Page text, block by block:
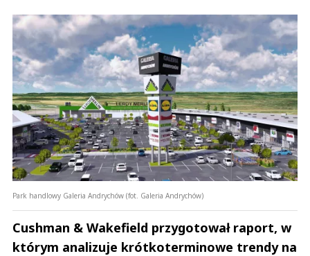
Park handlowy Galeria Andrychów (fot. Galeria Andrychów)
Cushman & Wakefield przygotował raport, w
którym analizuje krótkoterminowe trendy na